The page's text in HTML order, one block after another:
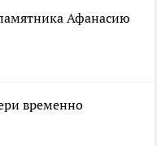
Афанасию
временно